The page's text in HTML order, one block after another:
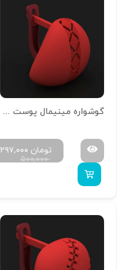
گوشواره مینیمال پوست خور تمام آینه G-M-P-17
۵۰۰,۰۰۰
۲۹۷,۰۰۰ تومان